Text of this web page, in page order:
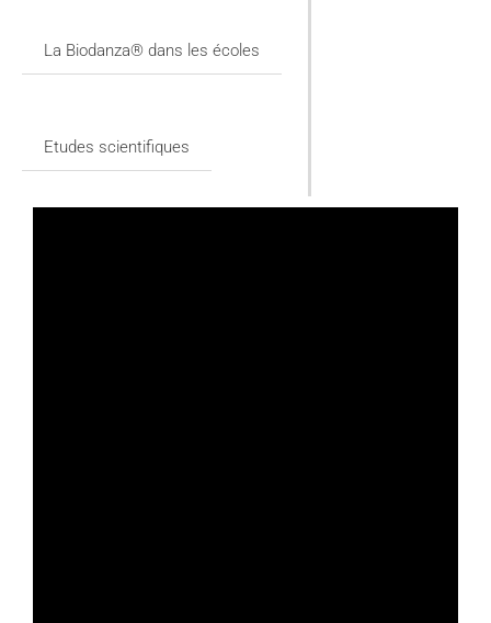
La Biodanza® dans les écoles
Etudes scientifiques